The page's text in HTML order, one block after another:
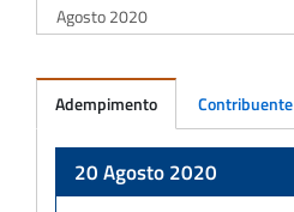
Adempimento Contribuente
20 Agosto 2020